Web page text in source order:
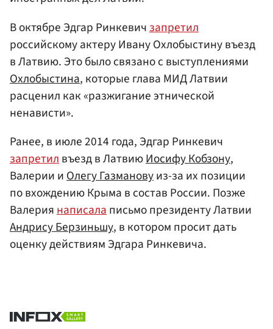
В октябре Эдгар Ринкевич запретил
российскому актеру Ивану Охлобыстину въезд
в Латвию. Это было связано с выступлениями
Охлобыстина, которые глава МИД Латвии
расценил как «разжигание этнической
ненависти».
Ранее, в июле 2014 года, Эдгар Ринкевич
запретилвъезд в ЛатвиюИосифу Кобзону,
Валерии иОлегу Газмановуиз-за их позиции
по вхождению Крыма в состав России. Позже
Валериянаписалаписьмо президенту Латвии
Андрису Берзиньшу, в котором просит дать
оценку действиям Эдгара Ринкевича.